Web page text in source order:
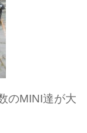
のMINI達が大